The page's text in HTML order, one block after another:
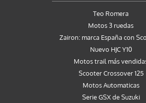
Teo Romera
Motos 3 ruedas
Zairon: marca España con
Nuevo HJC Y10
Motos trail más
Scooter Crossover 125
Motos Automaticas
Serie GSX de Suzuki